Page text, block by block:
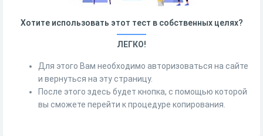
Хотите использовать этот тест в собственных целях?
ЛЕГКО!
Для этого Вам необходимо авторизоваться на сайте
и вернуться на эту страницу.
После этого здесь будет кнопка, с помощью которой
вы сможете перейти к процедуре копирования.